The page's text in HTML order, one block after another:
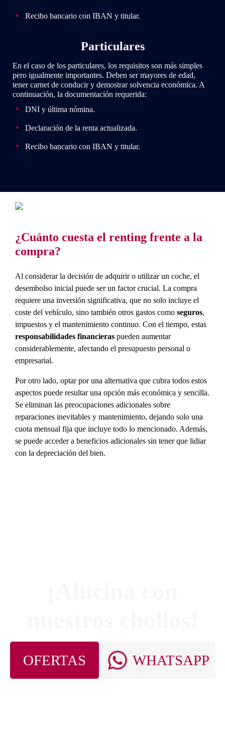
Recibo bancario con IBAN y titular.
Particulares
En el caso de los particulares, los requisitos son más simples
pero igualmente importantes. Deben ser mayores de edad,
tener carnet de conducir y demostrar solvencia económica. A
continuación, la documentación requerida:
DNI y última nómina.
Declaración de la renta actualizada.
Recibo bancario con IBAN y titular.
¿Cuánto cuesta el renting frente a la
compra?
Al considerar la decisión de adquirir o utilizar un coche, el
desembolso inicial puede ser un factor crucial. La compra
requiere una inversión significativa, que no solo incluye el
coste del vehículo, sino también otros gastos como seguros,
impuestos y el mantenimiento continuo. Con el tiempo, estas
responsabilidades financieras pueden aumentar
considerablemente, afectando el presupuesto personal o
empresarial.
Por otro lado, optar por una alternativa que cubra todos estos
aspectos puede resultar una opción más económica y sencilla.
Se eliminan las preocupaciones adicionales sobre
reparaciones inevitables y mantenimiento, dejando solo una
cuota mensual fija que incluye todo lo mencionado. Además,
se puede acceder a beneficios adicionales sin tener que lidiar
con la depreciación del bien.
OFERTAS WHATSAPP